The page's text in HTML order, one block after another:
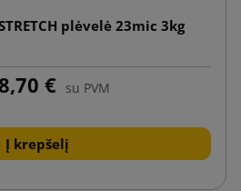
plėvelė 23mic 3kg
8,70 € su PVM
Į krepšelį